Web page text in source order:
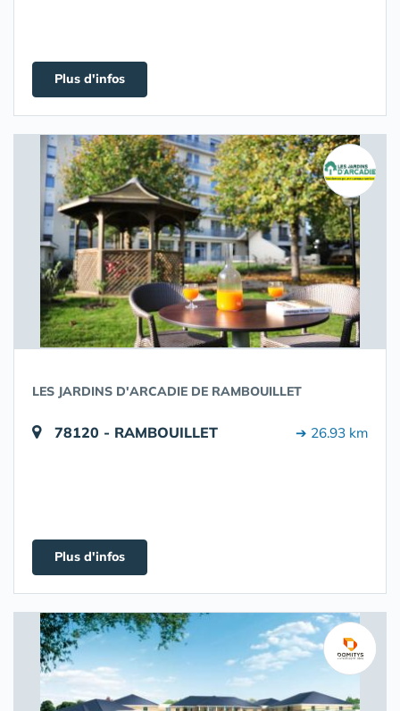
Plus d'infos
LES JARDINS D'ARCADIE DE RAMBOUILLET
78120 - RAMBOUILLET ➔ 26.93 km
Plus d'infos